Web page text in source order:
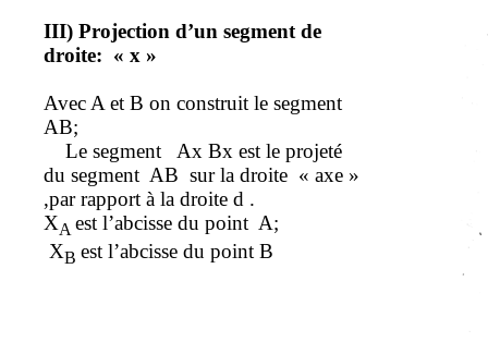
III) Projection d’un segment de
droite: « x »
Avec A et B on construit le segment
AB;
Le segment
Ax Bx est le projeté
du segment AB sur la droite « axe »
,parrapport à la droite d .
XAest l’abcisse du point A;
XBest l’abcisse du point B